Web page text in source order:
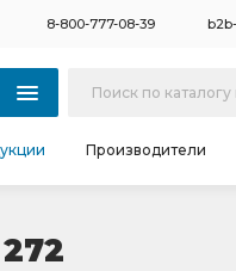
8-800-777-08-39
Производители